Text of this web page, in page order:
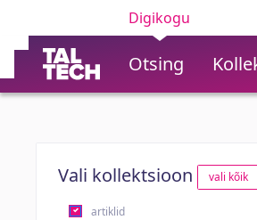
Digikogu
Otsing
Vali kollektsioon vali kõik
artiklid